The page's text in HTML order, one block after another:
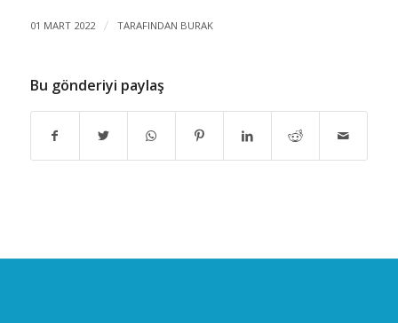
01 MART 2022 / TARAFINDAN BURAK
Bu gönderiyi paylaş